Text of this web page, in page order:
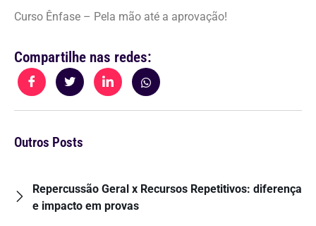
Curso Ênfase – Pela mão até a aprovação!
Compartilhe nas redes:
Outros Posts
Repercussão Geral x Recursos Repetitivos: diferença
e impacto em provas